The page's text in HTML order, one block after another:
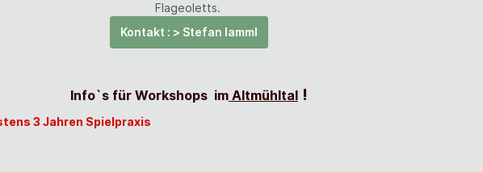
Flageoletts.
Kontakt : > Stefan lamml
Info`s für Workshops im Altmühltal !
3 Jahren Spielpraxis